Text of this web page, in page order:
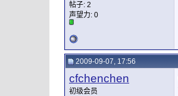
帖子: 2
声望力: 0
2009-09-07, 17:56
cfchenchen
初级会员